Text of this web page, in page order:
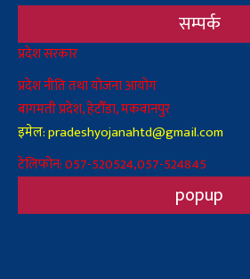
सम्पर्क
Body
प्रदेश सरकार
प्रदेश नीति तथा योजना आयोग
बागमती प्रदेश, हेटौँडा, मकवानपुर
इमेल: pradeshyojanahtd@gmail.com
टेलिफोन: 057-520524,057-524845
popup